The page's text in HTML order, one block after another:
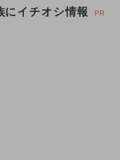
にイチオシ情報 PR